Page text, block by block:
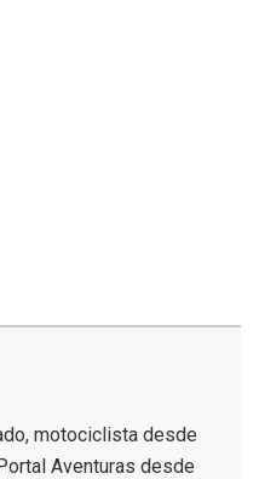
motociclista desde
Aventuras desde